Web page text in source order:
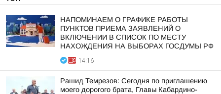
НАПОМИНАЕМ О ГРАФИКЕ РАБОТЫ
ПУНКТОВ ПРИЕМА ЗАЯВЛЕНИЙ О
ВКЛЮЧЕНИИ В СПИСОК ПО МЕСТУ
НАХОЖДЕНИЯ НА ВЫБОРАХ ГОСДУМЫ РФ
14:16
Рашид Темрезов: Сегодня по приглашению
моего дорогого брата, Главы Кабардино-